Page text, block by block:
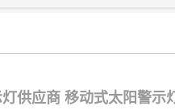
供应商 移动式太阳警示